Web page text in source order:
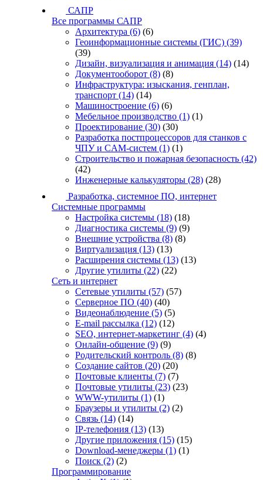
САПР
Все программы САПР
Архитектура (6) (6)
Геоинформационные системы (ГИС) (39)
(39)
Дизайн, визуализация и анимация (14) (14)
Документооборот (8) (8)
Инфраструктура: изыскания, генплан,
транспорт (14) (14)
Машиностроение (6) (6)
Мебельное производство (1) (1)
Проектирование (30) (30)
Разработка постпроцессоров для станков с
ЧПУ и CAM-систем (1) (1)
Строительство и пожарная безопасность (42)
(42)
Инженерные калькуляторы (28) (28)
Разработка, системное ПО, интернет
Системные программы
Настройка системы (18) (18)
Диагностика системы (9) (9)
Внешние устройства (8) (8)
Виртуализация (13) (13)
Расширения системы (13) (13)
Другие утилиты (22) (22)
Сеть и интернет
Сетевые утилиты (57) (57)
Серверное ПО (40) (40)
Видеонаблюдение (5) (5)
E-mail рассылка (12) (12)
SEO, интернет-маркетинг (4) (4)
Онлайн-общение (9) (9)
Родительский контроль (8) (8)
Создание сайтов (20) (20)
Почтовые клиенты (7) (7)
Почтовые утилиты (23) (23)
WWW-утилиты (1) (1)
Браузеры и утилиты (2) (2)
Связь (14) (14)
IP-телефония (13) (13)
Другие приложения (15) (15)
Download-менеджеры (1) (1)
Поиск (2) (2)
Программирование